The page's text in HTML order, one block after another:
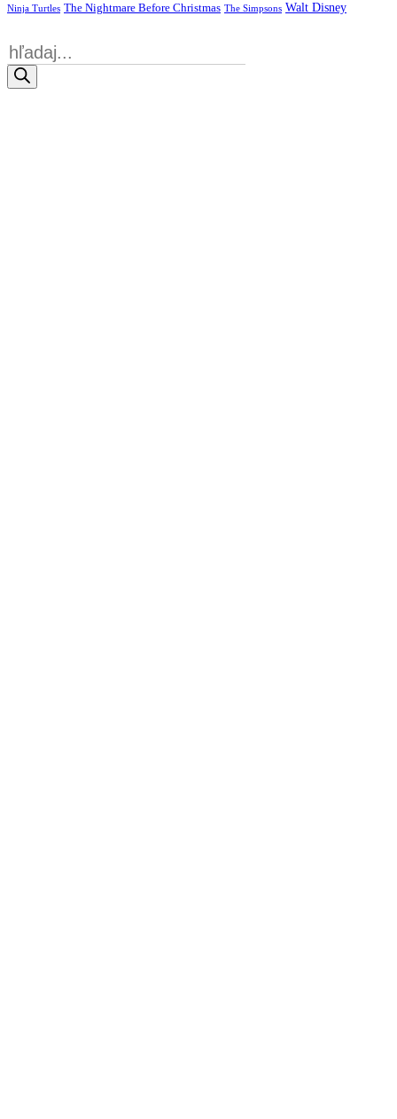
Ninja Turtles The Nightmare Before Christmas The Simpsons Walt Disney
Products
search